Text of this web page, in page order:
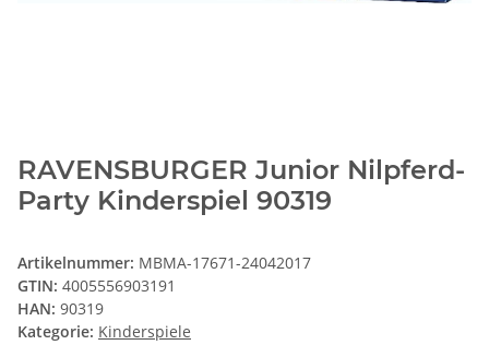
RAVENSBURGER Junior Nilpferd-
Party Kinderspiel 90319
Artikelnummer: MBMA-17671-24042017
GTIN: 4005556903191
HAN: 90319
Kategorie: Kinderspiele